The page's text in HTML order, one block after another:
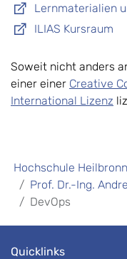
Lernmaterialien
ILIAS Kursraum
Soweit nicht anders
einer einer Creative
International Lizenz
Hochschule
Prof. Dr.-Ing.
DevOps
Quicklinks